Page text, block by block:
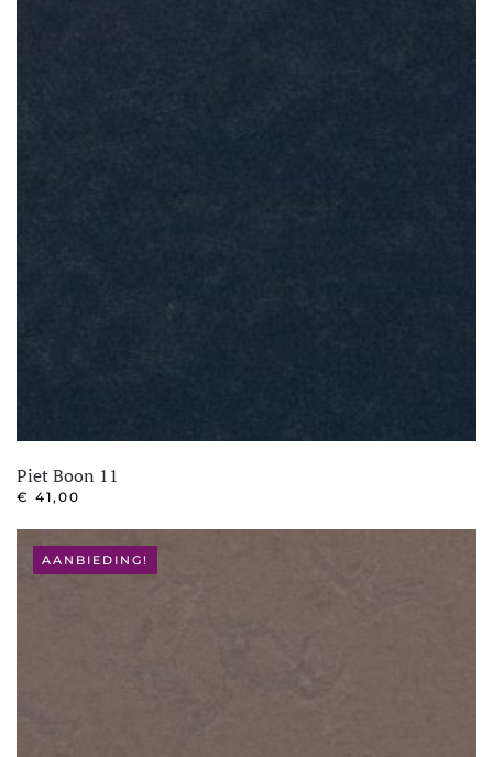
Piet Boon 11
€ 41,00
AANBIEDING!